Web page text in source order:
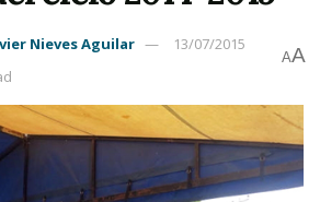
Nieves Aguilar
13/07/2015
AA